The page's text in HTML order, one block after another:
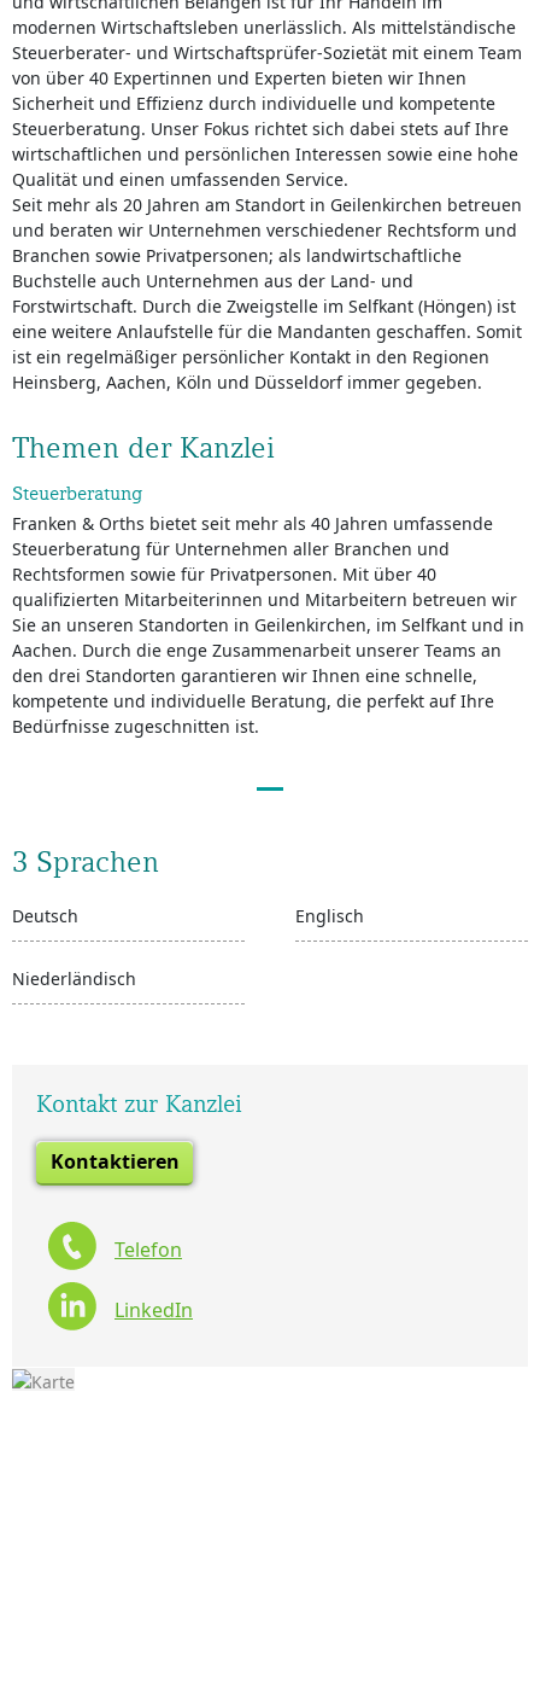
modernen Wirtschaftsleben unerlässlich. Als mittelständische
Steuerberater- und Wirtschaftsprüfer-Sozietät mit einem Team
von über 40 Expertinnen und Experten bieten wir Ihnen
Sicherheit und Effizienz durch individuelle und kompetente
Steuerberatung. Unser Fokus richtet sich dabei stets auf Ihre
wirtschaftlichen und persönlichen Interessen sowie eine hohe
Qualität und einen umfassenden Service.
Seit mehr als 20 Jahren am Standort in Geilenkirchen betreuen
und beraten wir Unternehmen verschiedener Rechtsform und
Branchen sowie Privatpersonen; als landwirtschaftliche
Buchstelle auch Unternehmen aus der Land- und
Forstwirtschaft. Durch die Zweigstelle im Selfkant (Höngen) ist
eine weitere Anlaufstelle für die Mandanten geschaffen. Somit
ist ein regelmäßiger persönlicher Kontakt in den Regionen
Heinsberg, Aachen, Köln und Düsseldorf immer gegeben.
Themen der Kanzlei
Steuerberatung
Franken & Orths bietet seit mehr als 40 Jahren umfassende
Steuerberatung für Unternehmen aller Branchen und
Rechtsformen sowie für Privatpersonen. Mit über 40
qualifizierten Mitarbeiterinnen und Mitarbeitern betreuen wir
Sie an unseren Standorten in Geilenkirchen, im Selfkant und in
Aachen. Durch die enge Zusammenarbeit unserer Teams an
den drei Standorten garantieren wir Ihnen eine schnelle,
kompetente und individuelle Beratung, die perfekt auf Ihre
Bedürfnisse zugeschnitten ist.
3 Sprachen
Deutsch Englisch
Niederländisch
Kontakt zur Kanzlei
Kontaktieren
Telefon
LinkedIn